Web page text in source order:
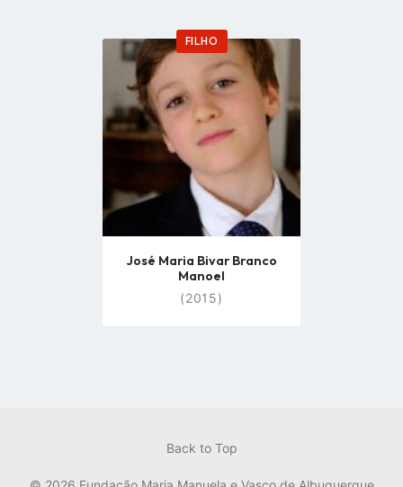
FILHO
Go
to
profile
page
José Maria Bivar Branco
Manoel
(2015)
Back to Top